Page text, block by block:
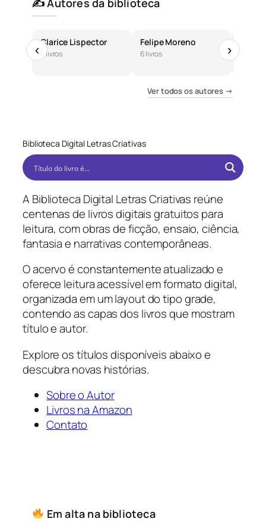
✍️ Autores da biblioteca
‹
Clarice Lispector
6 livros
Felipe Moreno
6 livros ›
Ver todos os autores →
Biblioteca Digital Letras Criativas
A Biblioteca Digital Letras Criativas reúne
centenas de livros digitais gratuitos para
leitura, com obras de ficção, ensaio, ciência,
fantasia e narrativas contemporâneas.
O acervo é constantemente atualizado e
oferece leitura acessível em formato digital,
organizada em um layout do tipo grade,
contendo as capas dos livros que mostram
título e autor.
Explore os títulos disponíveis abaixo e
descubra novas histórias.
Sobre o Autor
Livros na Amazon
Contato
Em alta na biblioteca